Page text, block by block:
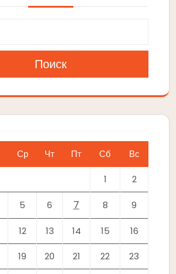
Поиск
Ср Чт Пт Сб Вс
1 2
5 6 7 8 9
12 13 14 15 16
19 20 21 22 23